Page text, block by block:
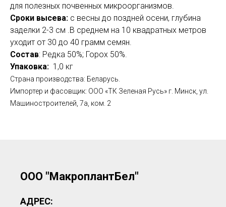
для полезных почвенных микроорганизмов.
Сроки высева: с весны до поздней осени, глубина
заделки 2-3 см .В среднем на 10 квадратных метров
уходит от 30 до 40 грамм семян.
Состав: Редка 50%; Горох 50%.
Упаковка: 1,0 кг
Страна производства: Беларусь.
Импортер и фасовщик: ООО «ТК Зеленая Русь» г. Минск, ул.
Машиностроителей, 7а, ком. 2
ООО "МакроплантБел"
АДРЕС: